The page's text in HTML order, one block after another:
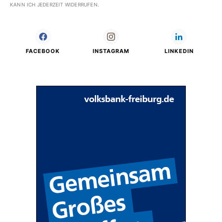
KANN ICH JEDERZEIT WIDERRUFEN.
FACEBOOK INSTAGRAM LINKEDIN